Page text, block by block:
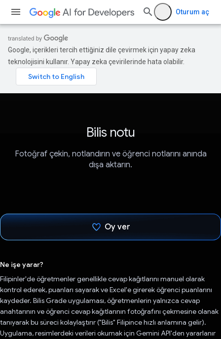
Oturum aç
Google, içerikleri tercih ettiğiniz dile çevirmek için yapay zeka
teknolojisini kullanır. Yapay zeka çevirilerinde hata olabilir.
Bilis notu
Fotoğraf çekin, notlandırın ve öğrenci notlarını anında
dışa aktarın.
Oy ver
Ne işe yarar?
Filipinler'de öğretmenler genellikle cevap kağıtlarını manuel olarak
kontrol ederek, puanları sayarak ve Excel'e girerek öğrenci puanlarını
kaydeder. Bilis Grade uygulaması, öğretmenlerin yalnızca cevap
anahtarının ve öğrenci cevap kağıtlarının fotoğrafını çekmesine olanak
tanıyarak bu süreci kolaylaştırır ("Bilis" Filipince hızlı anlamına gelir).
Uygulama, resimlerdeki verileri okumak için Gemini API'den yararlanır